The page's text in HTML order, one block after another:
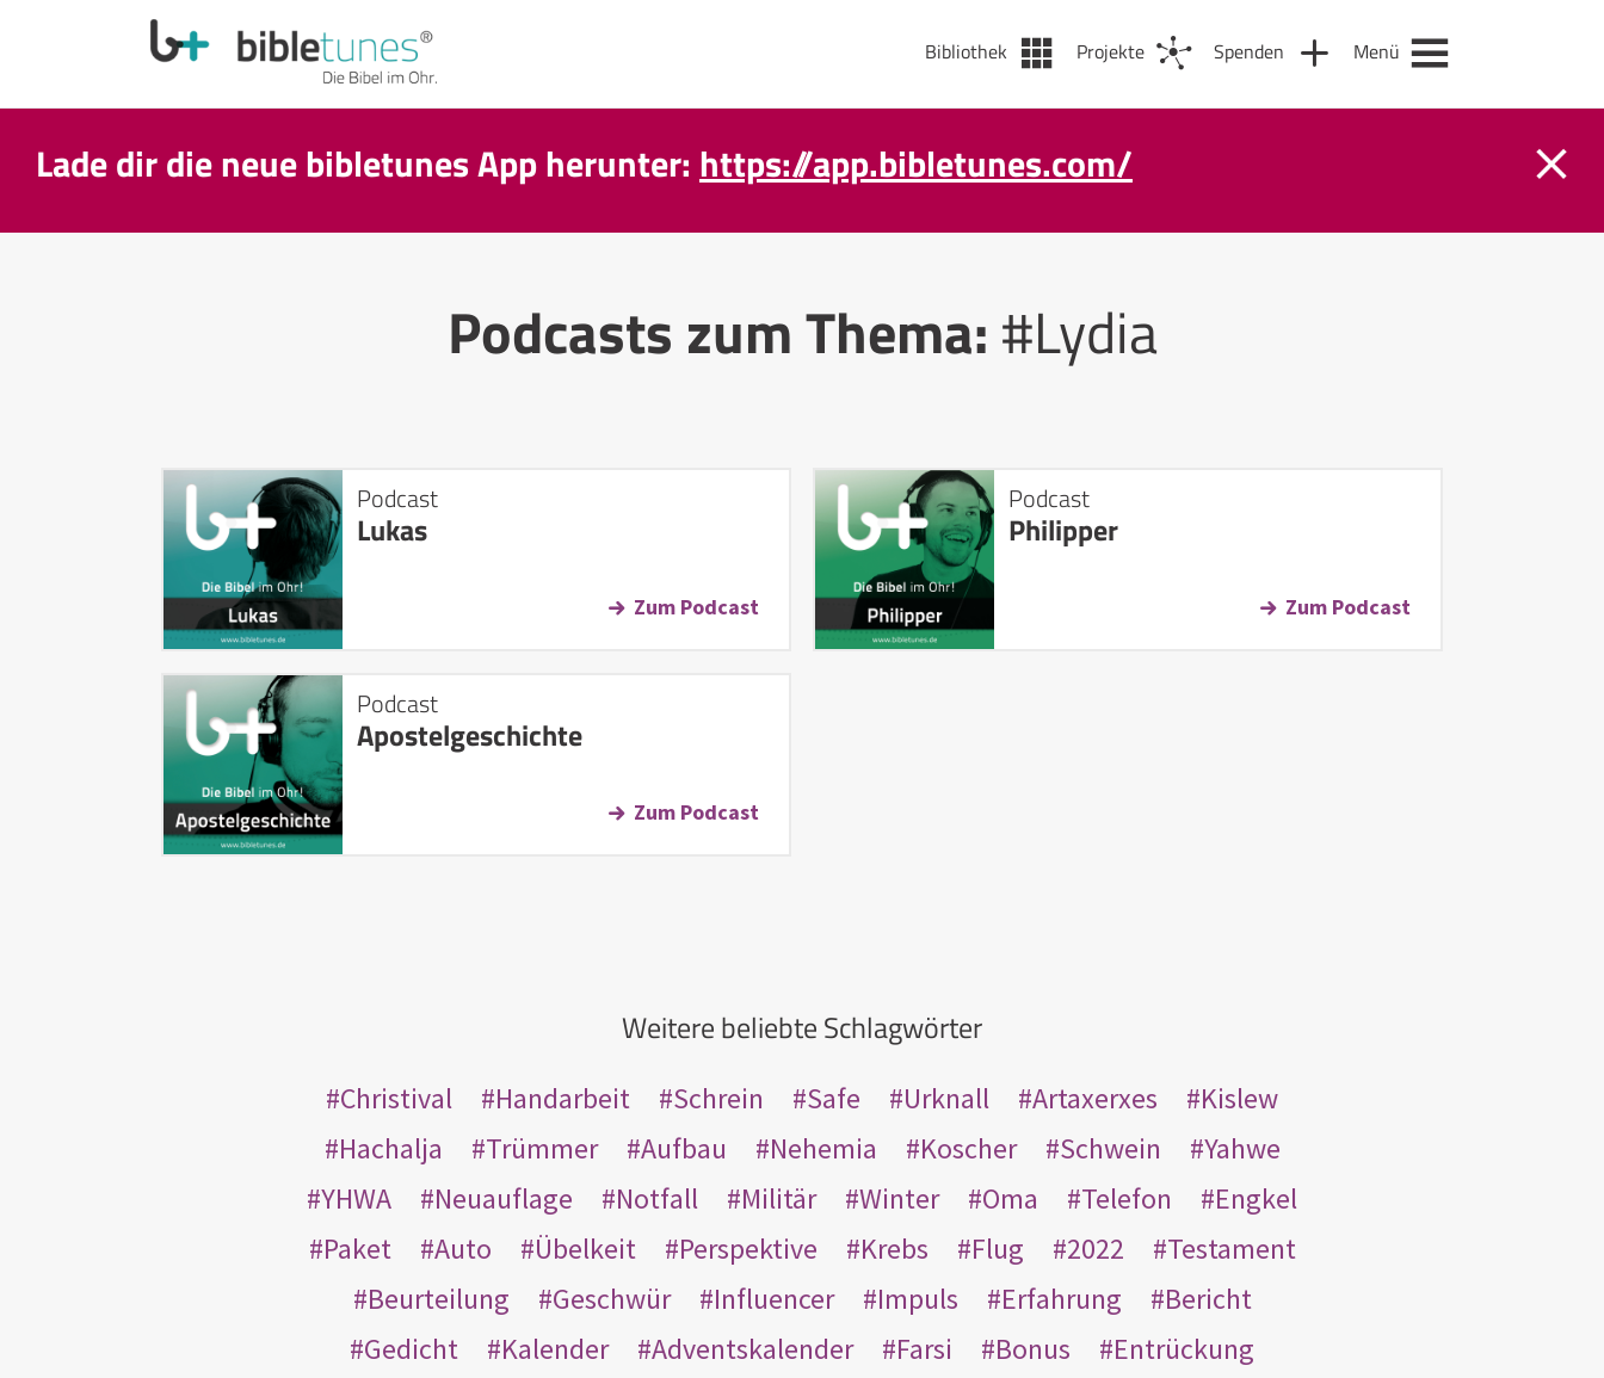
Bibliothek Projekte Spenden Menü
Lade dir die neue bibletunes App herunter: https://app.bibletunes.com/
Podcasts zum Thema:#Lydia
Podcast
Lukas
Zum Podcast
Podcast
Philipper
Zum Podcast
Podcast
Apostelgeschichte
Zum Podcast
Weitere beliebte Schlagwörter
Christival Handarbeit Schrein Safe Urknall Artaxerxes
Kislew
Hachalja
Trümmer Aufbau Nehemia Koscher Schwein
Yahwe
YHWA
Neuauflage Notfall Militär Winter Oma Telefon
Engkel
Paket
Auto Übelkeit Perspektive Krebs Flug 2022
Testament
Beurteilung
Geschwür Influencer Impuls Erfahrung
Bericht
Gedicht
Kalender Adventskalender Farsi Bonus
Entrückung